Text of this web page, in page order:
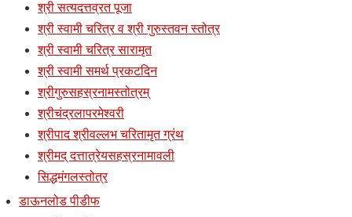
श्री सत्यदत्तव्रत पूजा
श्री स्वामी चरित्र व श्री गुरुस्तवन स्तोत्र
श्री स्वामी चरित्र सारामृत
श्री स्वामी समर्थ प्रकटदिन
श्रीगुरुसहस्रनामस्तोत्रम्
श्रीचंद्रलापरमेश्वरी
श्रीपाद श्रीवल्लभ चरितामृत ग्रंथ
श्रीमद् दत्तात्रेयसहस्रनामावली
सिद्धमंगलस्तोत्र
डाऊनलोड पीडीफ